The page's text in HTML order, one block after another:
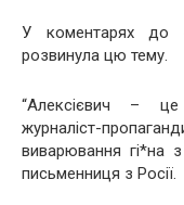
У коментарях до
розвинула цю тему.
“Алексієвич – це
журналіст-
виварювання гі*на
письменниця з Росії.